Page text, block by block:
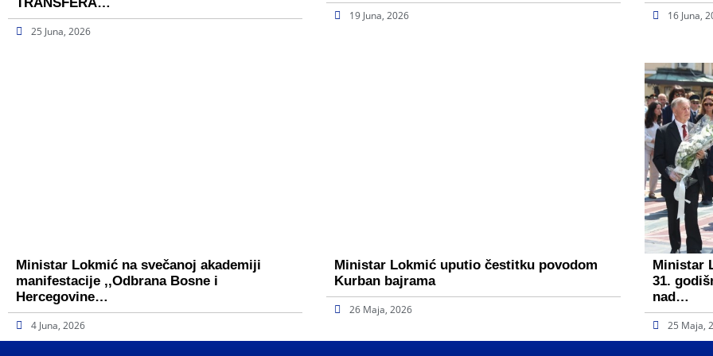
25 Juna, 2026
19 Juna, 2026 16 Juna,
Ministar Lokmić na svečanoj akademiji
manifestacije ,,Odbrana Bosne i
Hercegovine…
4 Juna, 2026
Ministar Lokmić uputio čestitku povodom
Kurban bajrama
26 Maja, 2026
Ministar
31.
nad…
25 Maja,